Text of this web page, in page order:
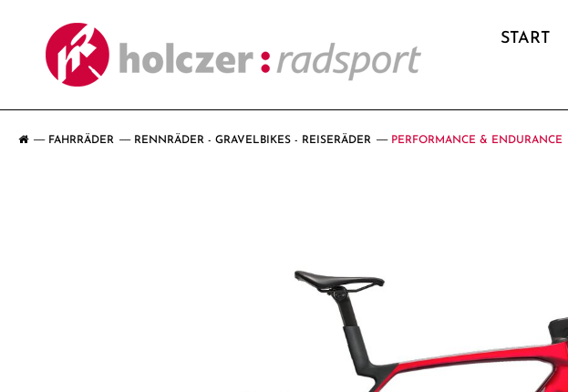
START
FAHRRÄDER RENNRÄDER - GRAVELBIKES - REISERÄDER PERFORMANCE & ENDURANCE